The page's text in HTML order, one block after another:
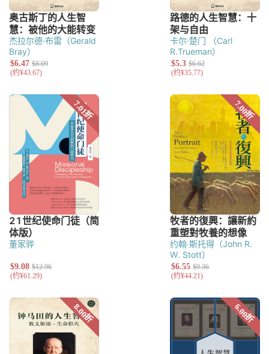
杰拉尔德·布雷（Gerald
Bray）
卡尔·楚门 （Carl
R.Trueman）
董家骅
约翰·斯托得（John R.
W. Stott）